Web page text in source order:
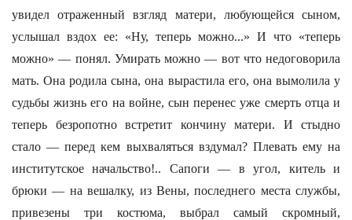
увидел отраженный взгляд матери, любующейся сыном,
услышал вздох ее: «Ну, теперь можно...» И что «теперь
можно» — понял. Умирать можно — вот что недоговорила
мать. Она родила сына, она вырастила его, она вымолила у
судьбы жизнь его на войне, сын перенес уже смерть отца и
теперь безропотно встретит кончину матери. И стыдно
стало — перед кем выхваляться вздумал? Плевать ему на
институтское начальство!.. Сапоги — в угол, китель и
брюки — на вешалку, из Вены, последнего места службы,
привезены три костюма, выбрал самый скромный,